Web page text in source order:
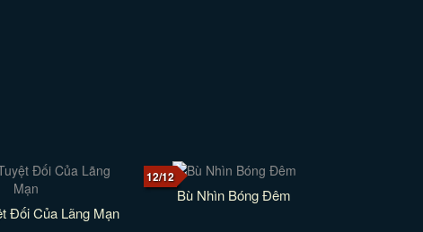
Đối Của Lãng Mạn
12/12
Bù Nhìn Bóng Đêm